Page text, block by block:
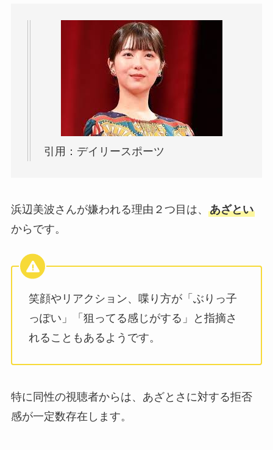
引用：デイリースポーツ
浜辺美波さんが嫌われる理由２つ目は、 あざとい
からです。
笑顔やリアクション、喋り方が「ぶりっ子
っぽい」「狙ってる感じがする」と指摘さ
れることもあるようです。
特に同性の視聴者からは、あざとさに対する拒否
感が一定数存在します。